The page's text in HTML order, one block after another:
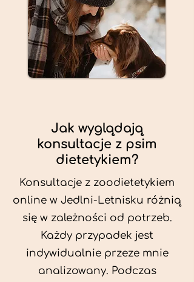
Jak wyglądają
konsultacje z psim
dietetykiem?
Konsultacje z zoodietetykiem
online w Jedlni-Letnisku różnią
się w zależności od potrzeb.
Każdy przypadek jest
indywidualnie przeze mnie
analizowany. Podczas